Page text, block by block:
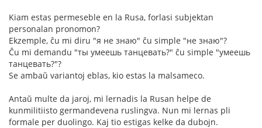
Kiam estas permeseble en la Rusa, forlasi subjektan
personalan pronomon?
Ekzemple, ĉu mi diru "я не знаю" ĉu simple "не знаю"?
Ĉu mi demandu "ты умеешь танцевать?" ĉu simple "умеешь
танцевать?"?
Se ambaŭ variantoj eblas, kio estas la malsameco.
Antaŭ multe da jaroj, mi lernadis la Rusan helpe de
kunmilitiisto germandevena ruslingva. Nun mi lernas pli
formale per duolingo. Kaj tio estigas kelke da dubojn.